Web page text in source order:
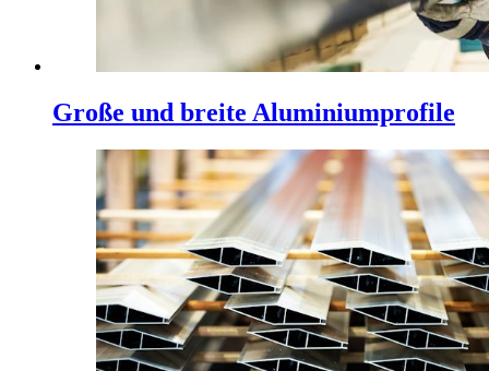
Große und breite Aluminiumprofile